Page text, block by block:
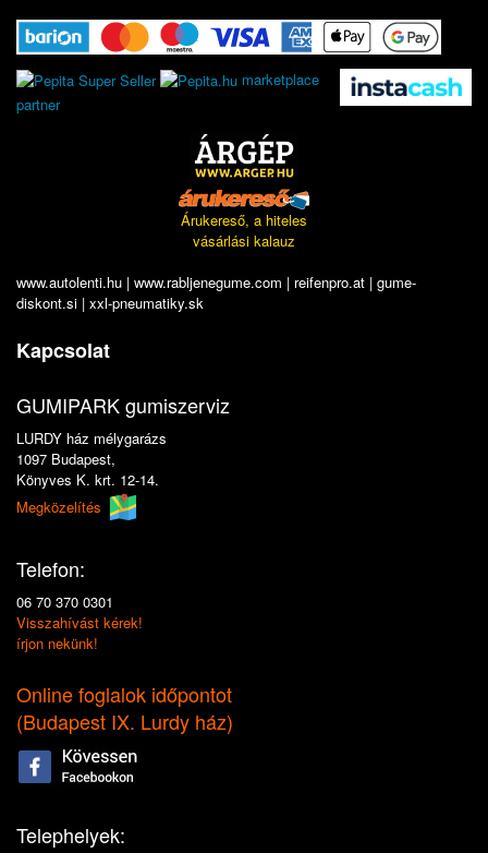
marketplace
partner
Árukereső, a hiteles
vásárlási kalauz
www.autolenti.hu | www.rabljenegume.com | reifenpro.at | gume-
diskont.si | xxl-pneumatiky.sk
Kapcsolat
GUMIPARK gumiszerviz
LURDY ház mélygarázs
1097 Budapest,
Könyves K. krt. 12-14.
Megközelítés
Telefon:
06 70 370 0301
Visszahívást kérek!
írjon nekünk!
Online foglalok időpontot
(Budapest IX. Lurdy ház)
Telephelyek: